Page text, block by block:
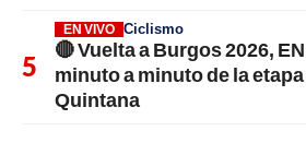
EN VIVO Ciclismo
🔴 Vuelta a Burgos 2026,
minuto a minuto de la
Quintana